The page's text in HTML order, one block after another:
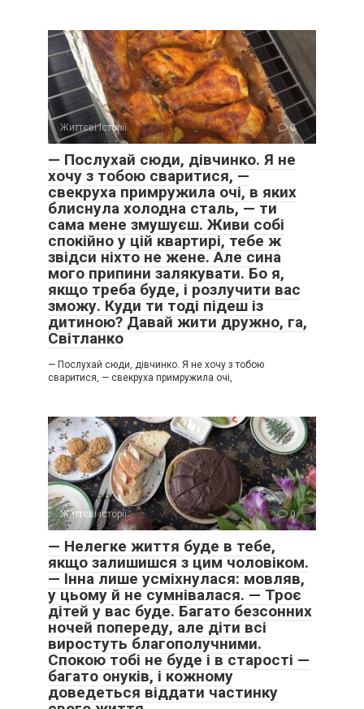
Життєві історії 0
— Послухай сюди, дівчинко. Я не
хочу з тобою сваритися, —
свекруха примружила очі, в яких
блиснула холодна сталь, — ти
сама мене змушуєш. Живи собі
спокійно у цій квартирі, тебе ж
звідси ніхто не жене. Але сина
мого припини залякувати. Бо я,
якщо треба буде, і розлучити вас
зможу. Куди ти тоді підеш із
дитиною? Давай жити дружно, га,
Світланко
— Послухай сюди, дівчинко. Я не хочу з тобою
сваритися, — свекруха примружила очі,
Життєві історії 0
— Нелегке життя буде в тебе,
якщо залишишся з цим чоловіком.
— Інна лише усміхнулася: мовляв,
у цьому й не сумнівалася. — Троє
дітей у вас буде. Багато безсонних
ночей попереду, але діти всі
виростуть благополучними.
Спокою тобі не буде і в старості —
багато онуків, і кожному
доведеться віддати частинку